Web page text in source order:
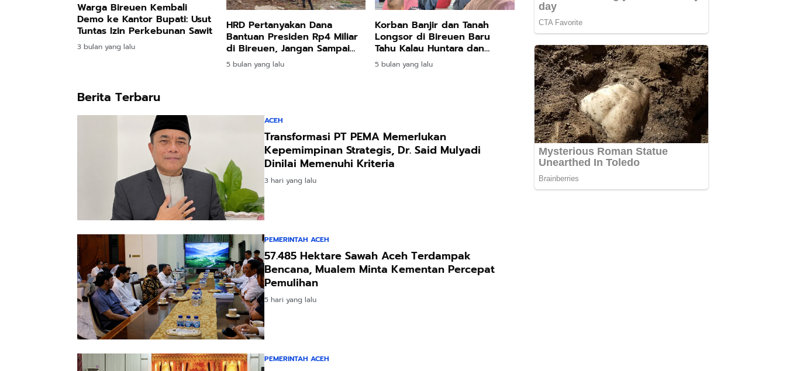
Warga Bireuen Kembali
Demo ke Kantor Bupati: Usut
Tuntas Izin Perkebunan Sawit
3 bulan yang lalu
HRD Pertanyakan Dana
Bantuan Presiden Rp4 Miliar
di Bireuen, Jangan Sampai
Disalahgunakan
5 bulan yang lalu
Korban Banjir dan Tanah
Longsor di Bireuen Baru
Tahu Kalau Huntara dan
Huntap Hak Mereka
5 bulan yang lalu
Berita Terbaru
ACEH
Transformasi PT PEMA Memerlukan
Kepemimpinan Strategis, Dr. Said Mulyadi
Dinilai Memenuhi Kriteria
3 hari yang lalu
PEMERINTAH ACEH
57.485 Hektare Sawah Aceh Terdampak
Bencana, Mualem Minta Kementan Percepat
Pemulihan
5 hari yang lalu
PEMERINTAH ACEH